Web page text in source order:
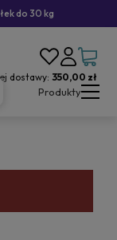
do 30 kg
dostawy: 350,00 zł
Produkty